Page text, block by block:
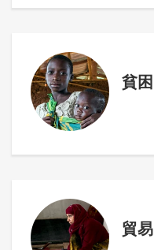
貧困
貿易